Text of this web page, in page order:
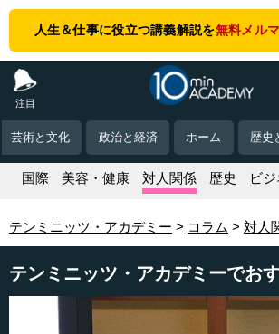
人生＆仕事に役立つ講義解説を無料メル
注目
芸術と文化 政治と経済 ホーム 歴史
国際 美容・健康 対人関係 歴史 ビ
テンミニッツ・アカデミー コラム 対人
テンミニッツ・アカデミーでお